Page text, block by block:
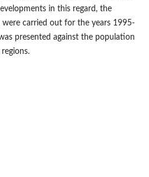
in this regard, the
were carried out for the years 1995-
presented against the population